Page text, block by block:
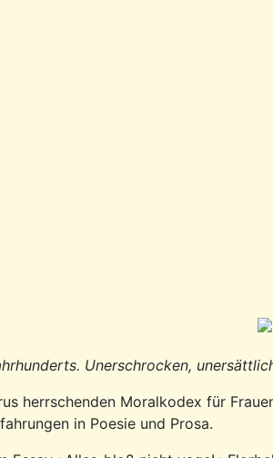
Unerschrocken,
herrschenden Moralkodex für
in Poesie und Prosa.